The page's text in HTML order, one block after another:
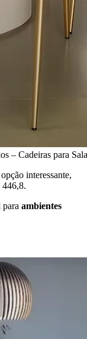
– Cadeiras para
interessante,
446,8.
ambientes